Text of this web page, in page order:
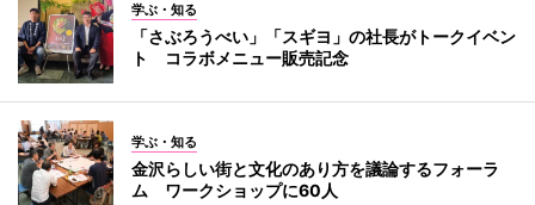
学ぶ・知る
「さぶろうべい」「スギヨ」の社長がトークイベン
ト コラボメニュー販売記念
学ぶ・知る
金沢らしい街と文化のあり方を議論するフォーラ
ム ワークショップに60人